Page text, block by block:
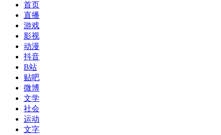
首页
直播
游戏
影视
动漫
抖音
B站
贴吧
微博
文学
社会
运动
文字